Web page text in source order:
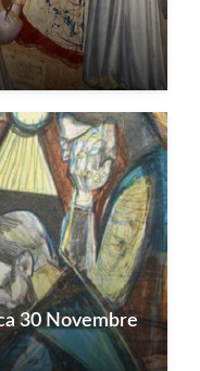
30 Novembre